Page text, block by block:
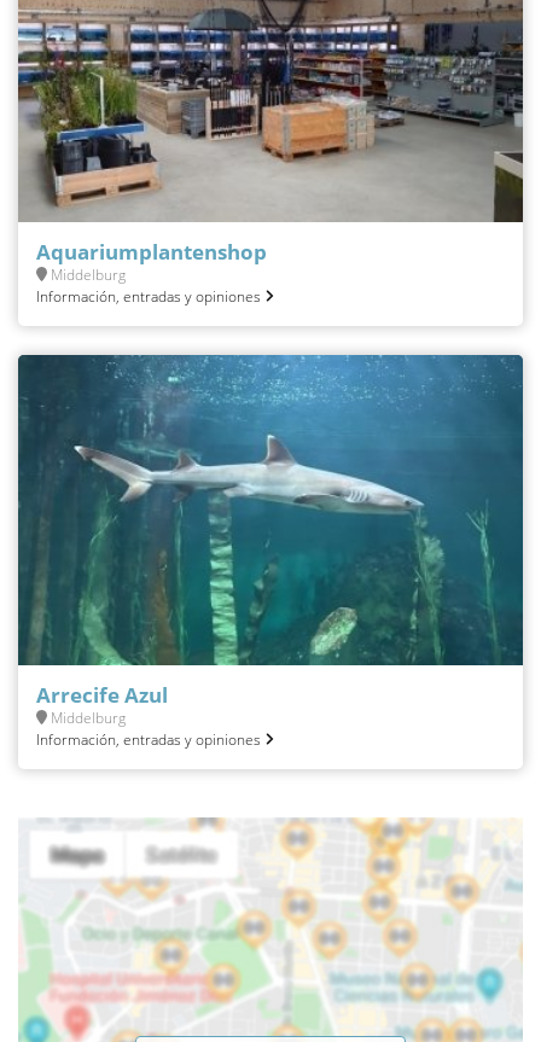
Aquariumplantenshop
Middelburg
Información, entradas y opiniones
Arrecife Azul
Middelburg
Información, entradas y opiniones